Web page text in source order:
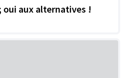
oui aux alternatives !